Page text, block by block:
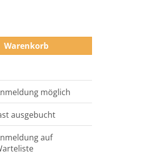
Warenkorb
möglich
ausgebucht
auf